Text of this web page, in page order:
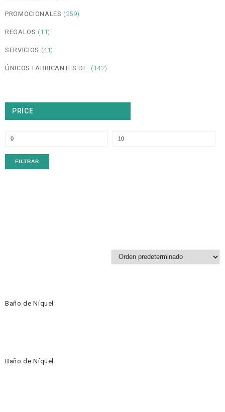
PROMOCIONALES (259)
REGALOS (11)
SERVICIOS (41)
ÚNICOS FABRICANTES DE: (142)
PRICE
FILTRAR
Baño de Níquel
Baño de Níquel